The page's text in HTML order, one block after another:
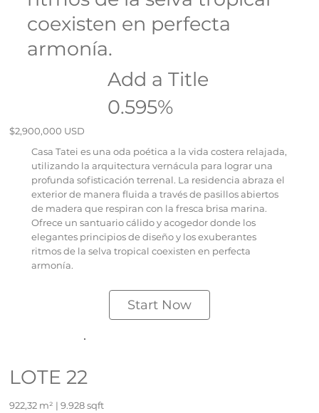
coexisten en perfecta
armonía.
Add a Title
0.595%
$2,900,000 USD
Casa Tatei es una oda poética a la vida costera relajada,
utilizando la arquitectura vernácula para lograr una
profunda sofisticación terrenal. La residencia abraza el
exterior de manera fluida a través de pasillos abiertos
de madera que respiran con la fresca brisa marina.
Ofrece un santuario cálido y acogedor donde los
elegantes principios de diseño y los exuberantes
ritmos de la selva tropical coexisten en perfecta
armonía.
Start Now
LOTE 22
922,32 m² | 9.928 sqft